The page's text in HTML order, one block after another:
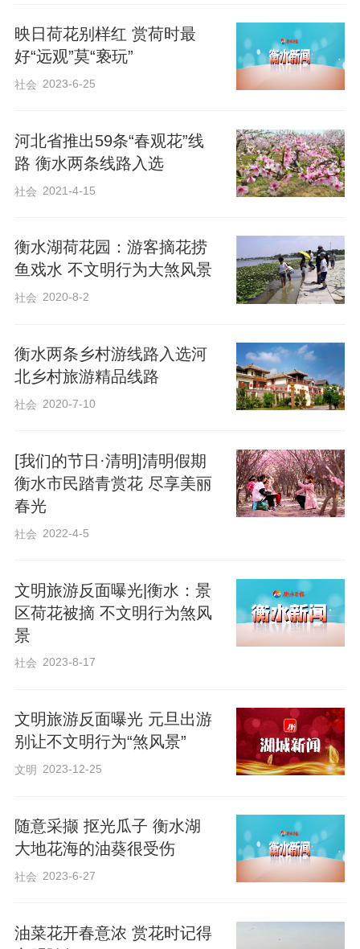
得“摘一片荷叶挡挡太阳没关系”，有人认
为“荷花这么多，采一朵不算啥”，殊不知，
荷花荷叶看似寻常，却是衡水湖生态系统
莲蓬是鸟类和鱼类的天然食物，随意攀折
不仅破坏了景观的完整性，更可能影响湿
地的生态平衡。更何况，荷花作为衡水湖
一人的“私藏”之欲，损害的是众人的观景体
验，更违背了文明旅游的基本准则。
与自然和谐共生。保护这份美，需要景区
的管理，更需要每一位游客的自觉。当我
们漫步湖边，不妨多一份敬畏之心，让荷
叶在风中舒展，让荷花在水中绽放，让这
映日荷花别样红 赏荷时最
好“远观”莫“亵玩”
社会 2023-6-25
河北省推出59条“春观花”线
路 衡水两条线路入选
社会 2021-4-15
衡水湖荷花园：游客摘花捞
鱼戏水 不文明行为大煞风景
社会 2020-8-2
衡水两条乡村游线路入选河
北乡村旅游精品线路
社会 2020-7-10
[我们的节日·清明]清明假期
衡水市民踏青赏花 尽享美丽
春光
社会 2022-4-5
文明旅游反面曝光|衡水：景
区荷花被摘 不文明行为煞风
景
社会 2023-8-17
文明旅游反面曝光 元旦出游
别让不文明行为“煞风景”
文明 2023-12-25
随意采撷 抠光瓜子 衡水湖
大地花海的油葵很受伤
社会 2023-6-27
油菜花开春意浓 赏花时记得